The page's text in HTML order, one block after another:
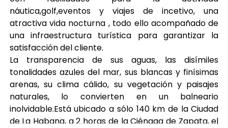
náutica,golf,eventos y viajes de incetivo, una
atractiva vida nocturna , todo ello acompañado de
una infraestructura turística para garantizar la
satisfacción del cliente.
La transparencia de sus aguas, las disímiles
tonalidades azules del mar, sus blancas y finísimas
arenas, su clima cálido, su vegetación y paisajes
naturales, lo convierten en un balneario
inolvidable.Está ubicado a sólo 140 km de la Ciudad
de La Habana, a 2 horas de la Ciénaga de Zapata, el